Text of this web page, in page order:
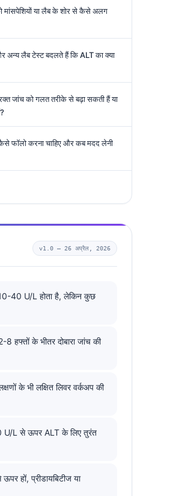
मांसपेशियों या लैब के शोर से कैसे अलग
अन्य लैब टेस्ट बदलते हैं कि ALT का क्या
जांच को गलत तरीके से बढ़ा सकती हैं या
फॉलो करना चाहिए और कब मदद लेनी
v1.0 — 26 अप्रैल, 2026
40 U/L होता है, लेकिन कुछ
हफ्तों के भीतर दोबारा जांच की
के भी लक्षित लिवर वर्कअप की
U/L से ऊपर ALT के लिए तुरंत
हों, प्रीडायबिटीज या